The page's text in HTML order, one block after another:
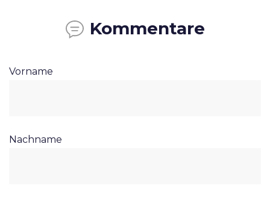
Kommentare
Vorname
Nachname